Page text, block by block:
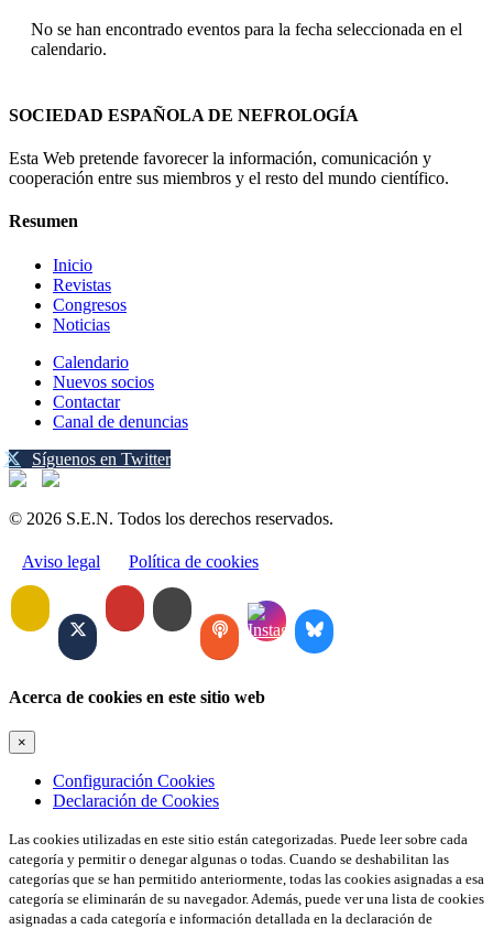
No se han encontrado eventos para la fecha seleccionada en el
calendario.
SOCIEDAD ESPAÑOLA DE NEFROLOGÍA
Esta Web pretende favorecer la información, comunicación y
cooperación entre sus miembros y el resto del mundo científico.
Resumen
Inicio
Revistas
Congresos
Noticias
Calendario
Nuevos socios
Contactar
Canal de denuncias
Síguenos en Twitter
© 2026 S.E.N. Todos los derechos reservados.
Aviso legal Política de cookies
Acerca de cookies en este sitio web
×
Configuración Cookies
Declaración de Cookies
Las cookies utilizadas en este sitio están categorizadas. Puede leer sobre cada
categoría y permitir o denegar algunas o todas. Cuando se deshabilitan las
categorías que se han permitido anteriormente, todas las cookies asignadas a esa
categoría se eliminarán de su navegador. Además, puede ver una lista de cookies
asignadas a cada categoría e información detallada en la declaración de